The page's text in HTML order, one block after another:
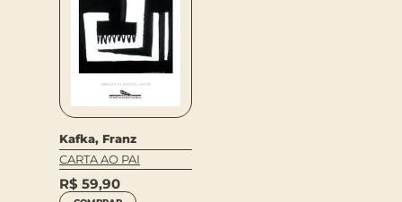
Kafka, Franz
CARTA AO PAI
R$ 59,90